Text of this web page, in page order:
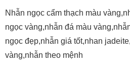
Nhẫn ngọc cẩm thạch màu
ngọc vàng,nhẫn đá màu
ngọc đẹp,nhẫn giá tốt,nhan
vàng,nhẫn theo mệnh